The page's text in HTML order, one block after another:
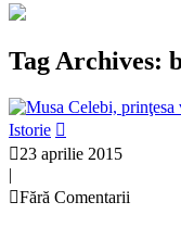
Tag Archives:
Istorie
23 aprilie 2015
|
Fără Comentarii